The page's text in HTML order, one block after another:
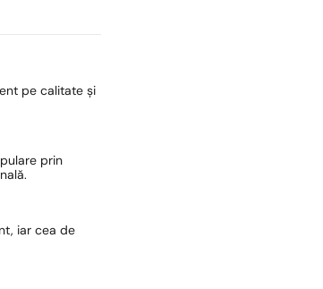
pe calitate și
prin
iar cea de